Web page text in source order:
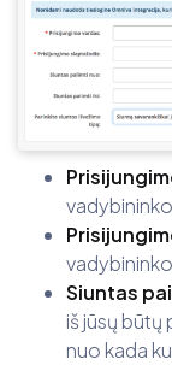
Siuntas
iš jūsų
nuo kada